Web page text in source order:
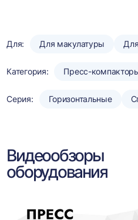
Для: Для макулатуры
Категория: Пресс-
Серия: Горизонтальные
Видеообзоры
оборудования